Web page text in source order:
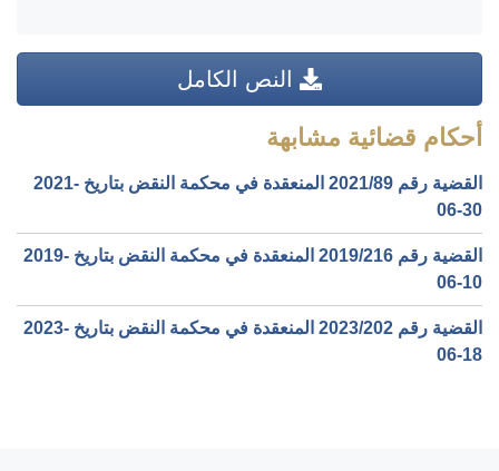
النص الكامل
أحكام قضائية مشابهة
القضية رقم ‎89‏/‎2021‏ المنعقدة في محكمة النقض بتاريخ ‎2021-
06-30‏
القضية رقم ‎216‏/‎2019‏ المنعقدة في محكمة النقض بتاريخ ‎2019-
06-10‏
القضية رقم ‎202‏/‎2023‏ المنعقدة في محكمة النقض بتاريخ ‎2023-
06-18‏